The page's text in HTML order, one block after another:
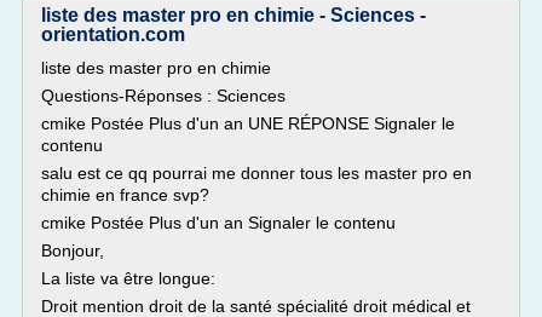
liste des master pro en chimie - Sciences -
orientation.com
liste des master pro en chimie
Questions-Réponses : Sciences
cmike Postée Plus d'un an UNE RÉPONSE Signaler le
contenu
salu est ce qq pourrai me donner tous les master pro en
chimie en france svp?
cmike Postée Plus d'un an Signaler le contenu
Bonjour,
La liste va être longue:
Droit mention droit de la santé spécialité droit médical et